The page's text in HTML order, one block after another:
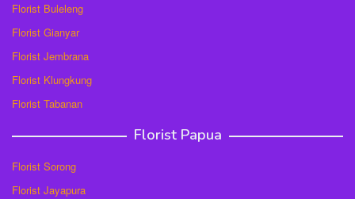
Florist Buleleng
Florist Gianyar
Florist Jembrana
Florist Klungkung
Florist Tabanan
Florist Papua
Florist Sorong
Florist Jayapura